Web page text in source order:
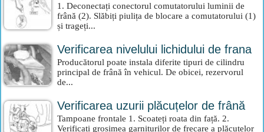
1. Deconectați conectorul comutatorului luminii de
frână (2). Slăbiți piulița de blocare a comutatorului (1)
și trageți...
Verificarea nivelului lichidului de frana
Producătorul poate instala diferite tipuri de cilindru
principal de frână în vehicul. De obicei, rezervorul
de...
Verificarea uzurii plăcuțelor de frână
Tampoane frontale 1. Scoateți roata din față. 2.
Verificați grosimea garniturilor de frecare a plăcuțelor